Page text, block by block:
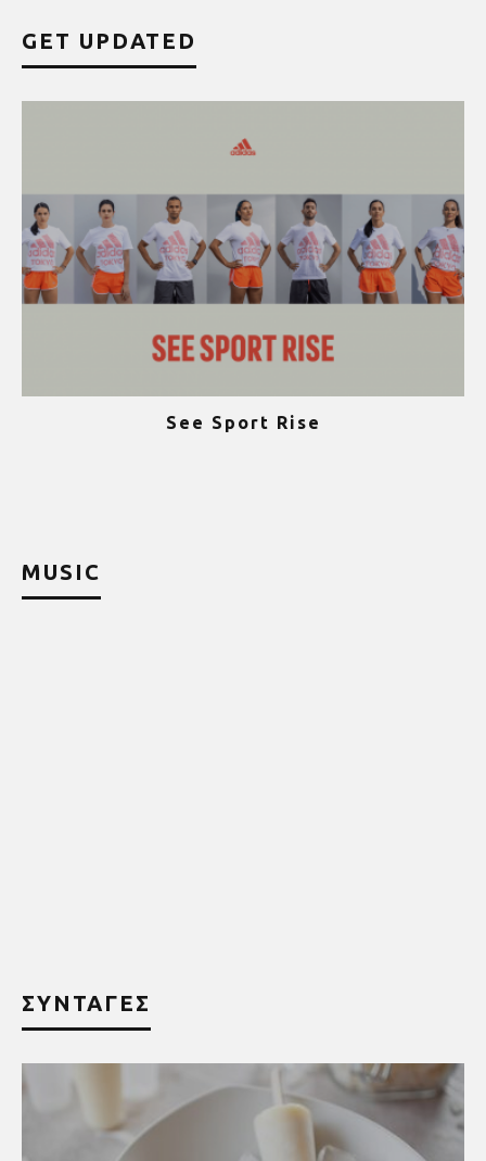
GET UPDATED
See Sport Rise
MUSIC
ΣΥΝΤΑΓΕΣ